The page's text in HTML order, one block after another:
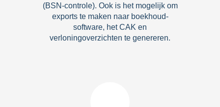
(BSN-controle). Ook is het mogelijk om
exports te maken naar boekhoud-
software, het CAK en
verloningoverzichten te genereren.